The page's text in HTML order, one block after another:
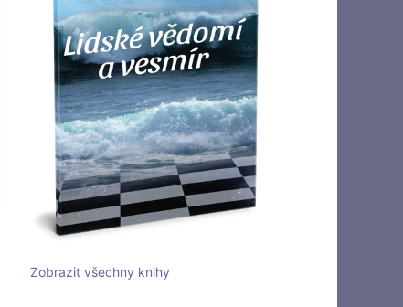
Zobrazit všechny knihy